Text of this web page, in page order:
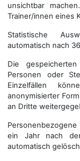
unsichtbar
Trainer/innen eines
Statistische
automatisch nach
Die
Personen oder
Einzelfällen
anonymisierter
an Dritte
ein Jahr nach
automatisch